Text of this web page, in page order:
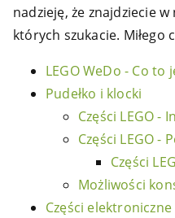
nadzieję, że znajdziecie
których szukacie. Miłego
LEGO WeDo - Co to
Pudełko i klocki
Części LEGO -
Części LEGO -
Części
Możliwości
Części elektroniczne